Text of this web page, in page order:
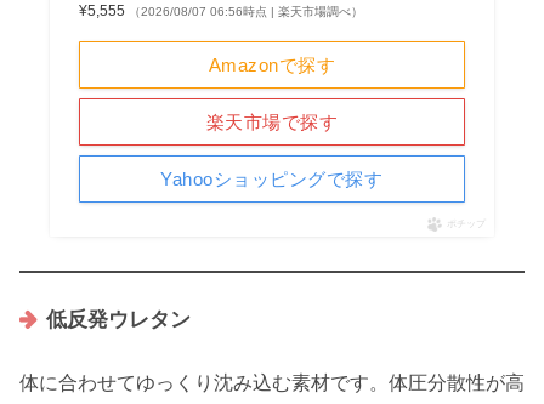
¥5,555
（2026/08/07 06:56時点 | 楽天市場調べ）
Amazonで探す
楽天市場で探す
Yahooショッピングで探す
ポチップ
低反発ウレタン
体に合わせてゆっくり沈み込む素材です。体圧分散性が高